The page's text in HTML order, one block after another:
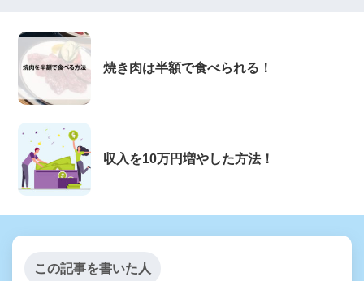
焼き肉は半額で食べられる！
収入を10万円増やした方法！
この記事を書いた人